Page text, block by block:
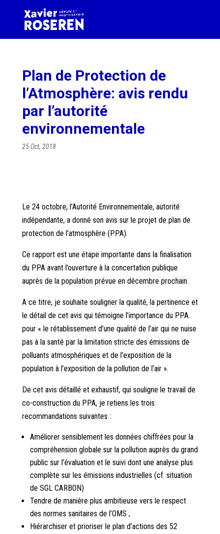
Plan de Protection de
l’Atmosphère: avis rendu
par l’autorité
environnementale
25 Oct, 2018
Le 24 octobre, l’Autorité Environnementale, autorité
indépendante, a donné son avis sur le projet de plan de
protection de l’atmosphère (PPA).
Ce rapport est une étape importante dans la finalisation
du PPA avant l’ouverture à la concertation publique
auprès de la population prévue en décembre prochain.
A ce titre, je souhaite souligner la qualité, la pertinence et
le détail de cet avis qui témoigne l’importance du PPA
pour « le rétablissement d’une qualité de l’air qui ne nuise
pas à la santé par la limitation stricte des émissions de
polluants atmosphériques et de l’exposition de la
population à l’exposition de la pollution de l’air ».
De cet avis détaillé et exhaustif, qui souligne le travail de
co-construction du PPA, je retiens les trois
recommandations suivantes :
Améliorer sensiblement les données chiffrées pour la
compréhension globale sur la pollution auprès du grand
public sur l’évaluation et le suivi dont une analyse plus
complète sur les émissions industrielles (cf. situation
de SGL CARBON)
Tendre de manière plus ambitieuse vers le respect
des normes sanitaires de l’OMS ;
Hiérarchiser et prioriser le plan d’actions des 52